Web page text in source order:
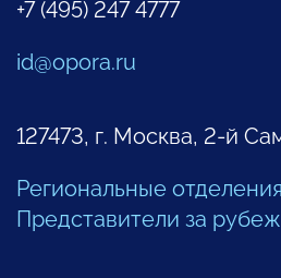
+7 (495) 247 4777
id@opora.ru
127473, г. Москва, 2-й
Региональные отделения
Представители за